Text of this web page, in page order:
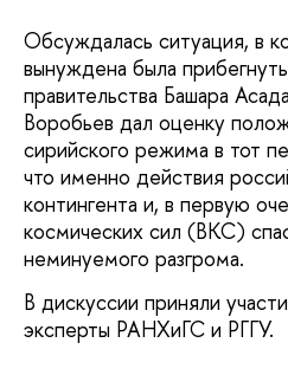
Обсуждалась ситуация, в
вынуждена была
правительства Башара
Воробьев дал оценку
сирийского режима в тот
что именно действия
контингента и, в первую
космических сил (ВКС)
неминуемого разгрома.
В дискуссии приняли
эксперты РАНХиГС и РГГУ.